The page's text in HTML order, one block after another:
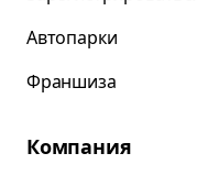
Автопарки
Франшиза
Компания